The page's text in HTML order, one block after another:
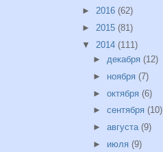
► 2016 (62)
► 2015 (81)
▼ 2014 (111)
► декабря (12)
► ноября (7)
► октября (6)
► сентября (10)
► августа (9)
► июля (9)